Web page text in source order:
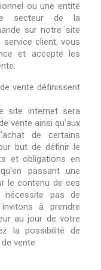
ou une entité
le secteur de la
sur notre site
client, vous
et accepté les
vente définissent
site internet sera
vente ainsi qu'aux
de certains
but de définir le
et obligations en
passant une
le contenu de ces
nécessite pas de
à prendre
au jour de votre
la possibilité de
vente.